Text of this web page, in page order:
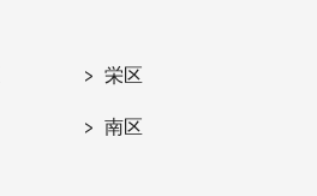
栄区
南区